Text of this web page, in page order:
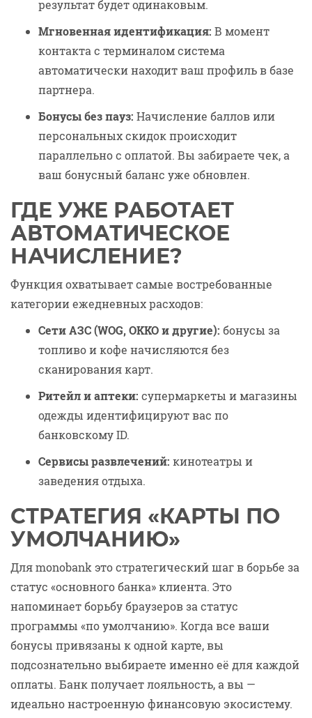
результат будет одинаковым.
Мгновенная идентификация: В момент
контакта с терминалом система
автоматически находит ваш профиль в базе
партнера.
Бонусы без пауз: Начисление баллов или
персональных скидок происходит
параллельно с оплатой. Вы забираете чек, а
ваш бонусный баланс уже обновлен.
ГДЕ УЖЕ РАБОТАЕТ
АВТОМАТИЧЕСКОЕ
НАЧИСЛЕНИЕ?
Функция охватывает самые востребованные
категории ежедневных расходов:
Сети АЗС (WOG, OKKO и другие): бонусы за
топливо и кофе начисляются без
сканирования карт.
Ритейл и аптеки: супермаркеты и магазины
одежды идентифицируют вас по
банковскому ID.
Сервисы развлечений: кинотеатры и
заведения отдыха.
СТРАТЕГИЯ «КАРТЫ ПО
УМОЛЧАНИЮ»
Для monobank это стратегический шаг в борьбе за
статус «основного банка» клиента. Это
напоминает борьбу браузеров за статус
программы «по умолчанию». Когда все ваши
бонусы привязаны к одной карте, вы
подсознательно выбираете именно её для каждой
оплаты. Банк получает лояльность, а вы —
идеально настроенную финансовую экосистему.